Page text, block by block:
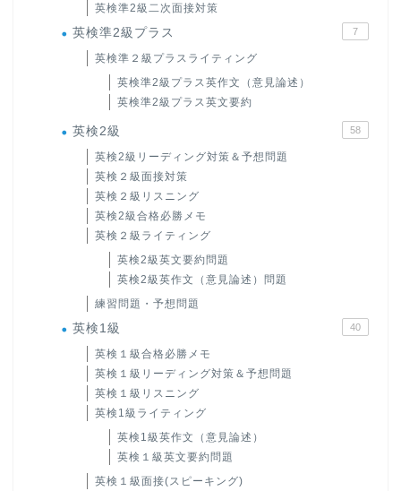
英検準2級二次面接対策
英検準2級プラス 7
英検準２級プラスライティング
英検準2級プラス英作文（意見論述）
英検準2級プラス英文要約
英検2級 58
英検2級リーディング対策＆予想問題
英検２級面接対策
英検２級リスニング
英検2級合格必勝メモ
英検２級ライティング
英検2級英文要約問題
英検2級英作文（意見論述）問題
練習問題・予想問題
英検1級 40
英検１級合格必勝メモ
英検１級リーディング対策＆予想問題
英検１級リスニング
英検1級ライティング
英検1級英作文（意見論述）
英検１級英文要約問題
英検１級面接(スピーキング)